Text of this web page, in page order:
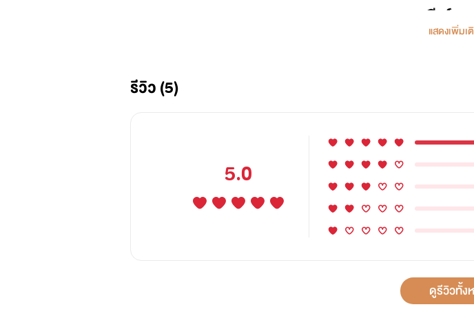
(เกียร์)
มาเฟียผู้ยิ่งใหญ่ที่รอวันชำระแค้นจากเธอผู้หญิงที่ทำให้เขาต้องสูญเสียคนรั
รายา เพ็
สาวน้อยน่ารักจิตใจดีผู้รองรับความแค้นของมาเฟียสุดโหดอย่างเขาผู้ชาย
แสดงเพิ่มเ
รีวิว (5)
5.0
ดูรีวิวทั้ง